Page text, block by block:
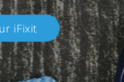
iFixit​